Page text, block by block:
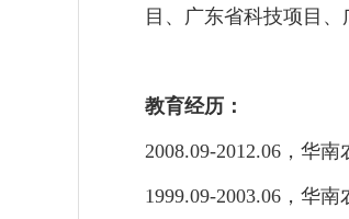
目、广东省科技项目、
教育经历：
2008.09-2012.06 ，华
1999.09-2003.06 ，华